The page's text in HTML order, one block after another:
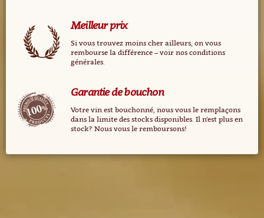
Meilleur prix
Si vous trouvez moins cher ailleurs, on vous
rembourse la différence – voir nos conditions
générales.
Garantie de bouchon
Votre vin est bouchonné, nous vous le remplaçons
dans la limite des stocks disponibles. Il n’est plus en
stock? Nous vous le remboursons!